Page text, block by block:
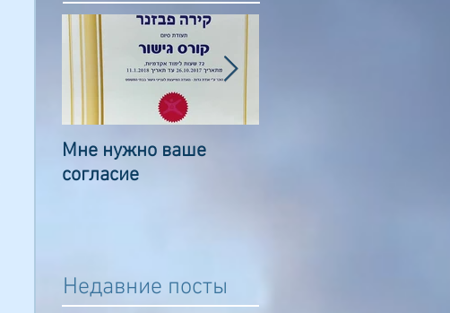
Мне нужно ваше
согласие
Недавние посты